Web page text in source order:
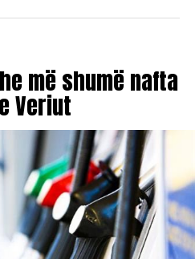
më shumë nafta
Veriut